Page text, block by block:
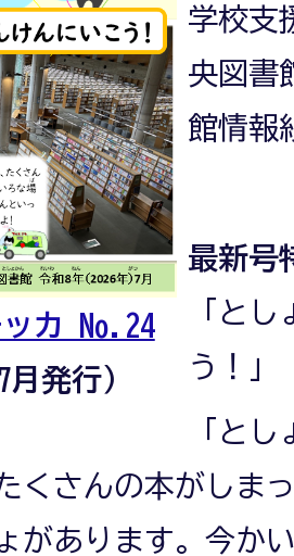
カ No.24
月発行）
学校支
央図書
館情報
最新号
「と
う！」
「と
くさんの本がしま
があります。今か